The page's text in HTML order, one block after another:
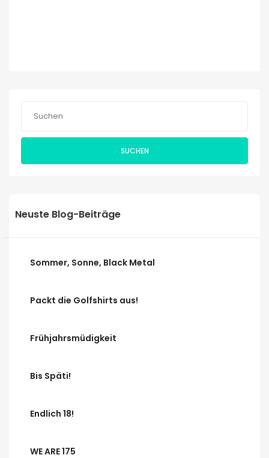
SUCHEN
Neuste Blog-Beiträge
Sommer, Sonne, Black Metal
Packt die Golfshirts aus!
Frühjahrsmüdigkeit
Bis Späti!
Endlich 18!
WE ARE 175